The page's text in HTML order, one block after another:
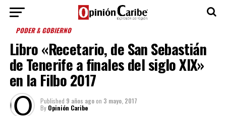
PODER & GOBIERNO
Libro «Recetario, de San Sebastián
de Tenerife a finales del siglo XIX»
en la Filbo 2017
Published 9 años agoon 3 mayo, 2017
By Opinión Caribe